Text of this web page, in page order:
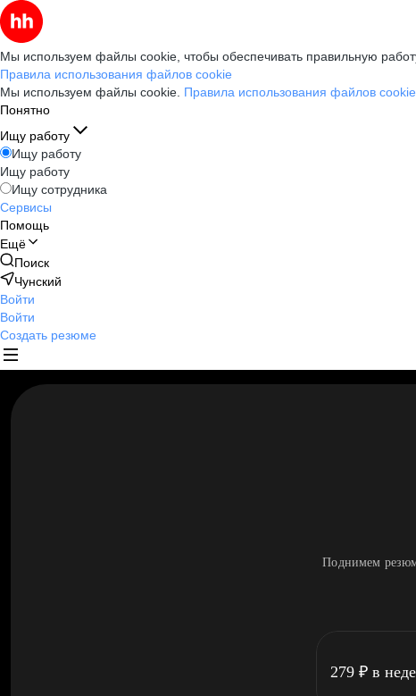
Мы используем файлы cookie, чтобы обеспечивать правильную
Правила использования файлов cookie
Мы используем файлы cookie. Правила использования файлов cookie
Понятно
Ищу работу
Ищу работу
Ищу работу
Ищу сотрудника
Сервисы
Помощь
Ещё
Поиск
Чунский
Войти
Войти
Создать резюме
Поднимем
279 ₽ в